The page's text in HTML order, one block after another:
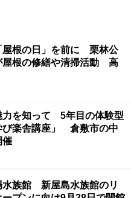
屋根の日」を前に 栗林公
屋根の修繕や清掃活動 高
力を知って 5年目の体験型
び楽舎講座」 倉敷市の中
催
水族館 新屋島水族館のリ